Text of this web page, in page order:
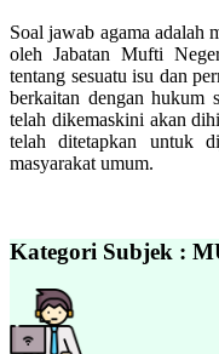
Soal jawab agama adalah
oleh Jabatan Mufti
tentang sesuatu isu dan
berkaitan dengan hukum
telah dikemaskini akan
telah ditetapkan untuk
masyarakat umum.
Kategori Subjek :